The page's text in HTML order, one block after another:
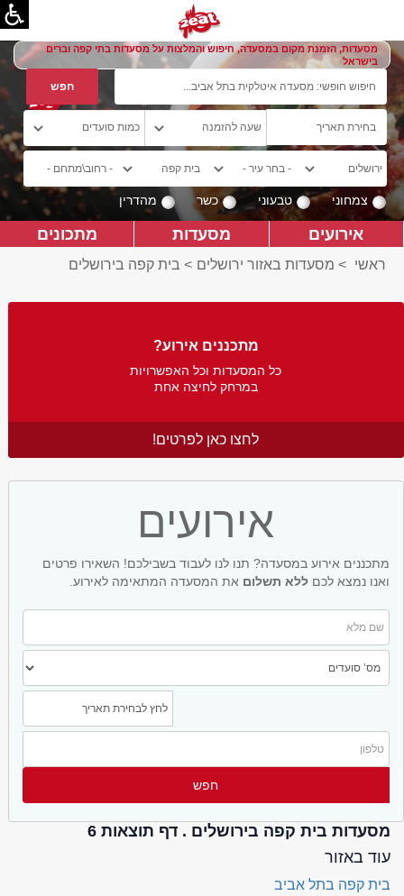
מסעדות, הזמנת מקום במסעדה, חיפוש והמלצות על מסעדות בתי קפה וברים
בישראל
צמחוני טבעוני כשר מהדרין
אירועים מסעדות מתכונים
ראשי > מסעדות באזור ירושלים > בית קפה בירושלים
מתכננים אירוע?
כל המסעדות וכל האפשרויות
במרחק לחיצה אחת
לחצו כאן לפרטים!
אירועים
מתכננים אירוע במסעדה? תנו לנו לעבוד בשבילכם! השאירו פרטים
ואנו נמצא לכם ללא תשלום את המסעדה המתאימה לאירוע.
מסעדות בית קפה בירושלים . דף תוצאות 6
עוד באזור
בית קפה בתל אביב